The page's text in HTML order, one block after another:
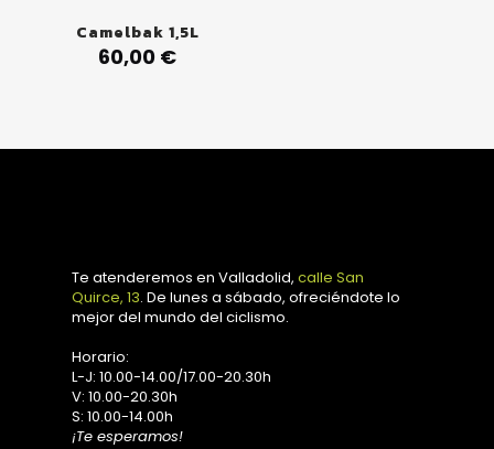
Camelbak 1,5L
60,00 €
Te atenderemos en Valladolid, calle San
Quirce, 13. De lunes a sábado, ofreciéndote lo
mejor del mundo del ciclismo.
Horario:
L-J: 10.00-14.00/17.00-20.30h
V: 10.00-20.30h
S: 10.00-14.00h
¡Te esperamos!